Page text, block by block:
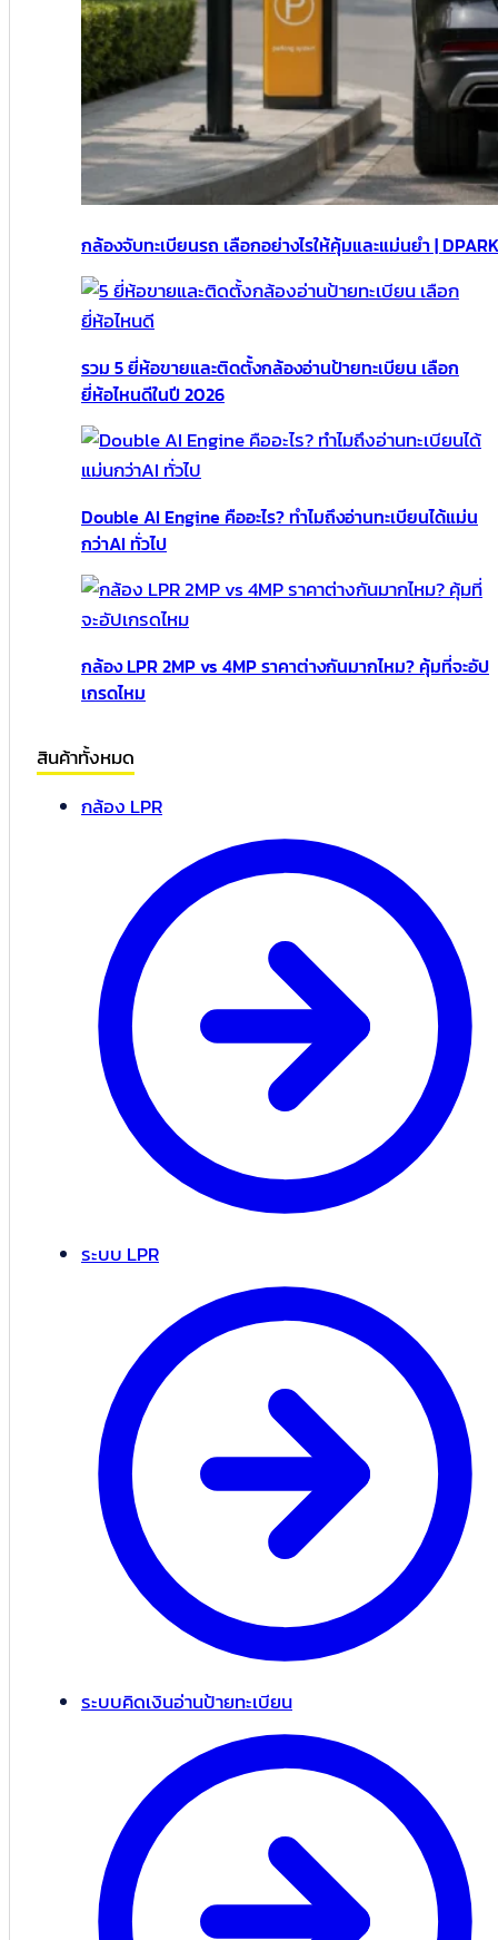
กล้องจับทะเบียนรถ เลือกอย่างไรให้คุ้มและแม่นยำ | DPARK
รวม 5 ยี่ห้อขายและติดตั้งกล้องอ่านป้ายทะเบียน เลือก
ยี่ห้อไหนดีในปี 2026
Double AI Engine คืออะไร? ทำไมถึงอ่านทะเบียนได้แม่น
กว่าAI ทั่วไป
กล้อง LPR 2MP vs 4MP ราคาต่างกันมากไหม? คุ้มที่จะอัป
เกรดไหม
สินค้าทั้งหมด
กล้อง LPR
ระบบ LPR
ระบบคิดเงินอ่านป้ายทะเบียน